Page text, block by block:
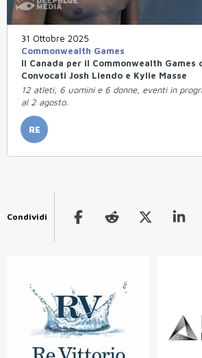
31 Ottobre 2025
Commonwealth Games
Il Canada per il Commonwealth Games
Convocati Josh Liendo e Kylie Masse
12 atleti, 6 uomini e 6 donne, eventi in
al 2 agosto.
RE
Condividi